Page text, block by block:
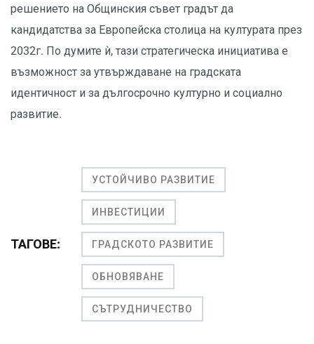
решението на Общинския съвет градът да
кандидатства за Европейска столица на културата през
2032г. По думите ѝ, тази стратегическа инициатива е
възможност за утвърждаване на градската
идентичност и за дългосрочно културно и социално
развитие.
ТАГОВЕ:
УСТОЙЧИВО РАЗВИТИЕ
ИНВЕСТИЦИИ
ГРАДСКОТО РАЗВИТИЕ
ОБНОВЯВАНЕ
СЪТРУДНИЧЕСТВО